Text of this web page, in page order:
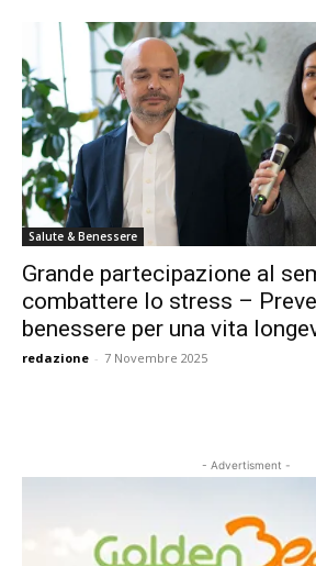
Salute & Benessere
Grande partecipazione al
combattere lo stress –
benessere per una vita
redazione - 7 Novembre 2025
- Advertisment -